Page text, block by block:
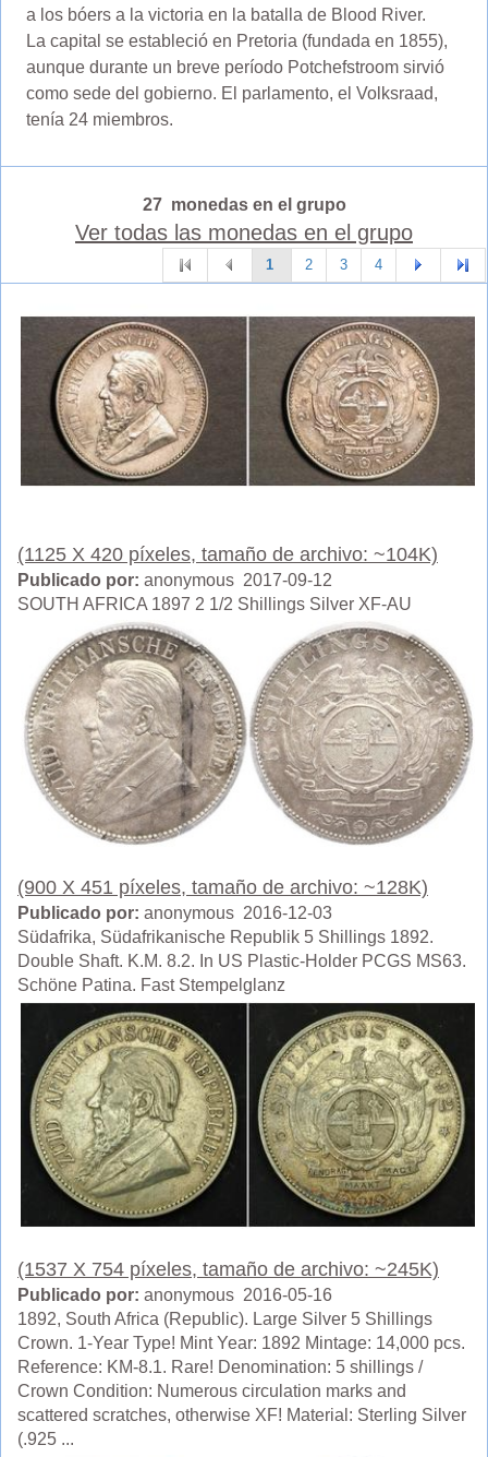
a los bóers a la victoria en la batalla de Blood River.
La capital se estableció en Pretoria (fundada en 1855),
aunque durante un breve período Potchefstroom sirvió
como sede del gobierno. El parlamento, el Volksraad,
tenía 24 miembros.
27 monedas en el grupo
Ver todas las monedas en el grupo
1 2 3 4
(1125 X 420 píxeles, tamaño de archivo: ~104K)
Publicado por: anonymous 2017-09-12
SOUTH AFRICA 1897 2 1/2 Shillings Silver XF-AU
(900 X 451 píxeles, tamaño de archivo: ~128K)
Publicado por: anonymous 2016-12-03
Südafrika, Südafrikanische Republik 5 Shillings 1892.
Double Shaft. K.M. 8.2. In US Plastic-Holder PCGS MS63.
Schöne Patina. Fast Stempelglanz
(1537 X 754 píxeles, tamaño de archivo: ~245K)
Publicado por: anonymous 2016-05-16
1892, South Africa (Republic). Large Silver 5 Shillings
Crown. 1-Year Type! Mint Year: 1892 Mintage: 14,000 pcs.
Reference: KM-8.1. Rare! Denomination: 5 shillings /
Crown Condition: Numerous circulation marks and
scattered scratches, otherwise XF! Material: Sterling Silver
(.925 ...